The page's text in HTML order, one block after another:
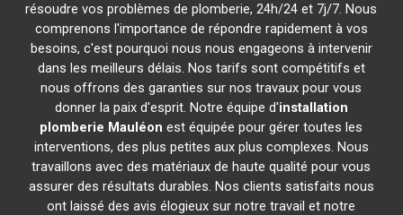
résoudre vos problèmes de plomberie, 24h/24 et 7j/7. Nous
comprenons l'importance de répondre rapidement à vos
besoins, c'est pourquoi nous nous engageons à intervenir
dans les meilleurs délais. Nos tarifs sont compétitifs et
nous offrons des garanties sur nos travaux pour vous
donner la paix d'esprit. Notre équipe d'installation
plomberie Mauléon est équipée pour gérer toutes les
interventions, des plus petites aux plus complexes. Nous
travaillons avec des matériaux de haute qualité pour vous
assurer des résultats durables. Nos clients satisfaits nous
ont laissé des avis élogieux sur notre travail et notre